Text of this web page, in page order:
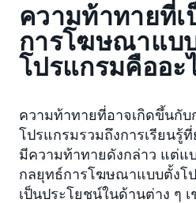
ความท้าทายที่เ
การโฆษณาแบ
โปรแกรมคืออะ
ความท้าทายที่อาจเกิดขึ้นกั
โปรแกรมรวมถึงการเรียนรู้
มีความท้าทายดังกล่าว แต่แ
กลยุทธ์การโฆษณาแบบตั้งโ
เป็นประโยชน์ในด้านต่าง ๆ